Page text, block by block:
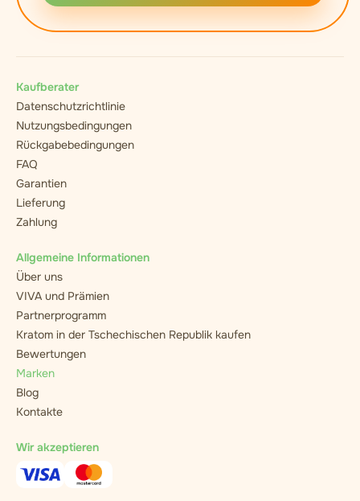
Kaufberater
Datenschutzrichtlinie
Nutzungsbedingungen
Rückgabebedingungen
FAQ
Garantien
Lieferung
Zahlung
Allgemeine Informationen
Über uns
VIVA und Prämien
Partnerprogramm
Kratom in der Tschechischen Republik kaufen
Bewertungen
Marken
Blog
Kontakte
Wir akzeptieren